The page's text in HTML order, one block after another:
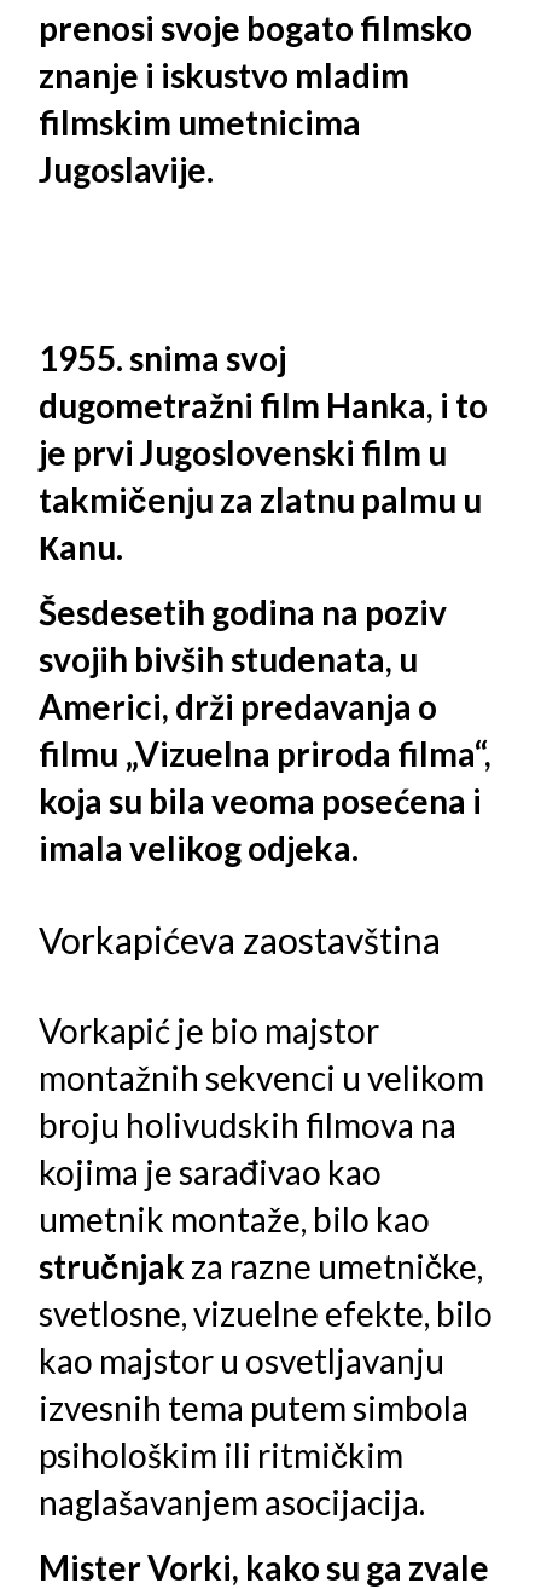
prenosi svoje bogato filmsko
znanje i iskustvo mladim
filmskim umetnicima
Jugoslavije.
1955. snima svoj
dugometražni film Hanka, i to
je prvi Jugoslovenski film u
takmičenju za zlatnu palmu u
Кanu.
Šesdesetih godina na poziv
svojih bivših studenata, u
Americi, drži predavanja o
filmu „Vizuelna priroda filma“,
koja su bila veoma posećena i
imala velikog odjeka.
Vorkapićeva zaostavština
Vorkapić je bio majstor
montažnih sekvenci u velikom
broju holivudskih filmova na
kojima je sarađivao kao
umetnik montaže, bilo kao
stručnjak za razne umetničke,
svetlosne, vizuelne efekte, bilo
kao majstor u osvetljavanju
izvesnih tema putem simbola
psihološkim ili ritmičkim
naglašavanjem asocijacija.
Mister Vorki, kako su ga zvale